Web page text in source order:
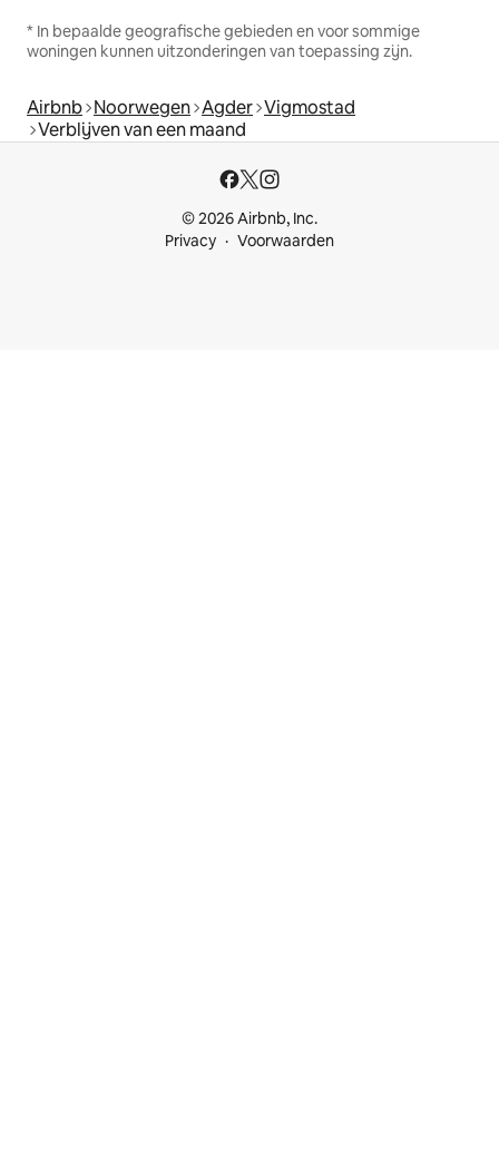
* In bepaalde geografische gebieden en voor sommige
woningen kunnen uitzonderingen van toepassing zijn.
Airbnb Noorwegen Agder Vigmostad
Verblijven van een maand
© 2026 Airbnb, Inc.
Privacy
Voorwaarden